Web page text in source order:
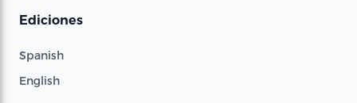
Ediciones
Spanish
English